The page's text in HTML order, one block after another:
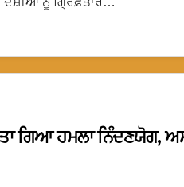
ਗਿਆ ਹਮਲਾ ਨਿੰਦਣਯੋਗ,